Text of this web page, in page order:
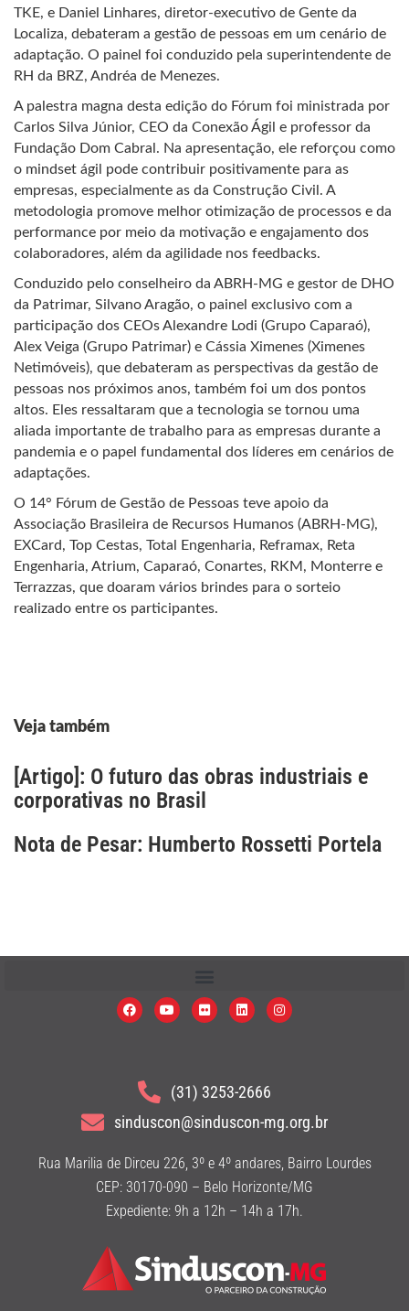
TKE, e Daniel Linhares, diretor-executivo de Gente da
Localiza, debateram a gestão de pessoas em um cenário de
adaptação. O painel foi conduzido pela superintendente de
RH da BRZ, Andréa de Menezes.
A palestra magna desta edição do Fórum foi ministrada por
Carlos Silva Júnior, CEO da Conexão Ágil e professor da
Fundação Dom Cabral. Na apresentação, ele reforçou como
o mindset ágil pode contribuir positivamente para as
empresas, especialmente as da Construção Civil. A
metodologia promove melhor otimização de processos e da
performance por meio da motivação e engajamento dos
colaboradores, além da agilidade nos feedbacks.
Conduzido pelo conselheiro da ABRH-MG e gestor de DHO
da Patrimar, Silvano Aragão, o painel exclusivo com a
participação dos CEOs Alexandre Lodi (Grupo Caparaó),
Alex Veiga (Grupo Patrimar) e Cássia Ximenes (Ximenes
Netimóveis), que debateram as perspectivas da gestão de
pessoas nos próximos anos, também foi um dos pontos
altos. Eles ressaltaram que a tecnologia se tornou uma
aliada importante de trabalho para as empresas durante a
pandemia e o papel fundamental dos líderes em cenários de
adaptações.
O 14° Fórum de Gestão de Pessoas teve apoio da
Associação Brasileira de Recursos Humanos (ABRH-MG),
EXCard, Top Cestas, Total Engenharia, Reframax, Reta
Engenharia, Atrium, Caparaó, Conartes, RKM, Monterre e
Terrazzas, que doaram vários brindes para o sorteio
realizado entre os participantes.
Veja também
[Artigo]: O futuro das obras industriais e
corporativas no Brasil
Nota de Pesar: Humberto Rossetti Portela
(31) 3253-2666
sinduscon@sinduscon-mg.org.br
Rua Marilia de Dirceu 226, 3º e 4º andares, Bairro Lourdes
CEP: 30170-090 – Belo Horizonte/MG
Expediente: 9h a 12h – 14h a 17h.